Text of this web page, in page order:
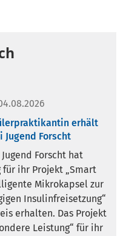
erhält
Forscht
Forscht hat
für ihr Projekt „Smart
Mikrokapsel zur
Insulinfreisetzung“
erhalten. Das Projekt
Leistung“ für ihr